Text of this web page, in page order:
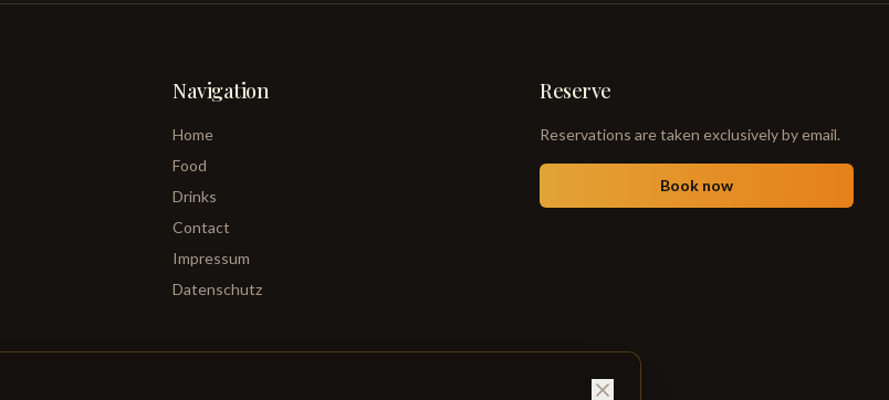
Navigation
Home
Food
Drinks
Contact
Impressum
Datenschutz
Reserve
Reservations are taken exclusively by email.
Book now